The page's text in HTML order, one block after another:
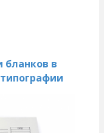
бланков в